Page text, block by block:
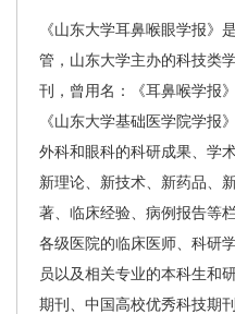
《山东大学耳鼻喉眼学报》
管，山东大学主办的科技类
刊，曾用名：《耳鼻喉学报
《山东大学基础医学院学报
外科和眼科的科研成果、学
新理论、新技术、新药品、
著、临床经验、病例报告等
各级医院的临床医师、科研
员以及相关专业的本科生和
期刊 、中国高校优秀科技期刊